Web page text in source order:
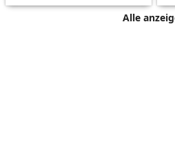
Alle